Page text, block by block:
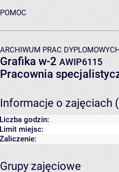
POMOC
ARCHIWUM PRAC
Grafika w-2 AWIP6115
Pracownia
Informacje o zajęciach
Liczba godzin:
Limit miejsc:
Zaliczenie:
Grupy zajęciowe